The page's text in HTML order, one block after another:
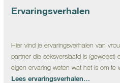
Ervaringsverhalen
Hier vind je ervaringsverhalen van
partner die seksverslaafd is
eigen ervaring weten wat het is om te
Lees ervaringsverhalen…